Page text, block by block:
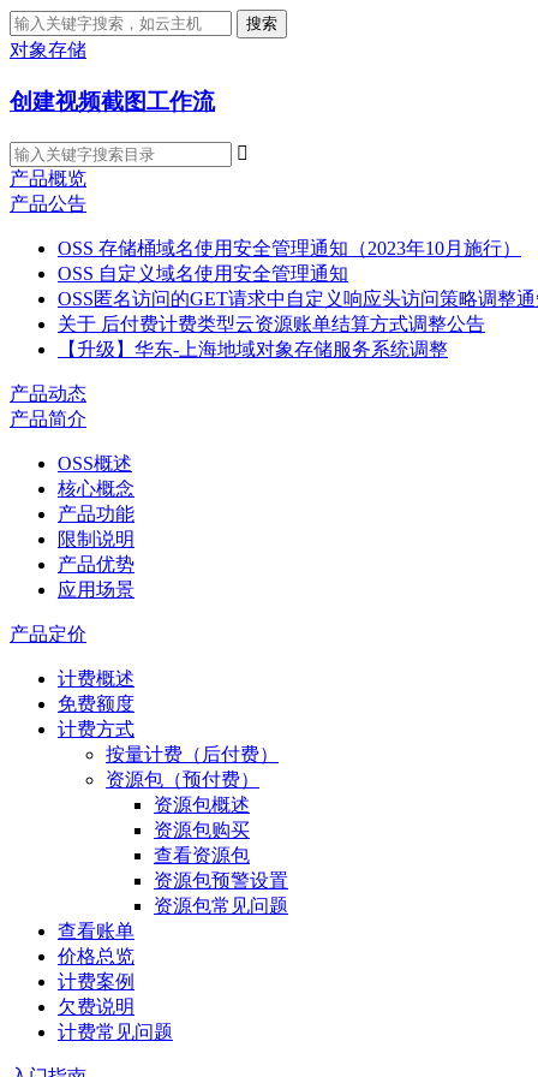
搜索
对象存储
创建视频截图工作流

产品概览
产品公告
OSS 存储桶域名使用安全管理通知（2023年10月施行）
OSS 自定义域名使用安全管理通知
OSS匿名访问的GET请求中自定义响应头访问策略调整
关于 后付费计费类型云资源账单结算方式调整公告
【升级】华东-上海地域对象存储服务系统调整
产品动态
产品简介
OSS概述
核心概念
产品功能
限制说明
产品优势
应用场景
产品定价
计费概述
免费额度
计费方式
按量计费（后付费）
资源包（预付费）
资源包概述
资源包购买
查看资源包
资源包预警设置
资源包常见问题
查看账单
价格总览
计费案例
欠费说明
计费常见问题